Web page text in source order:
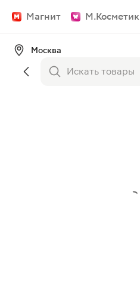
Магнит М.Косметик
Москва